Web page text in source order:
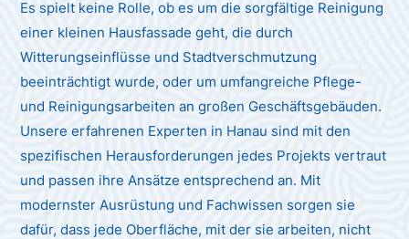
Es spielt keine Rolle, ob es um die sorgfältige Reinigung
einer kleinen Hausfassade geht, die durch
Witterungseinflüsse und Stadtverschmutzung
beeinträchtigt wurde, oder um umfangreiche Pflege-
und Reinigungsarbeiten an großen Geschäftsgebäuden.
Unsere erfahrenen Experten in Hanau sind mit den
spezifischen Herausforderungen jedes Projekts vertraut
und passen ihre Ansätze entsprechend an. Mit
modernster Ausrüstung und Fachwissen sorgen sie
dafür, dass jede Oberfläche, mit der sie arbeiten, nicht